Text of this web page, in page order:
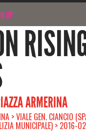
UP
ARMERINA
> VIALE GEN. CIANCIO
MUNICIPALE) > 2016-